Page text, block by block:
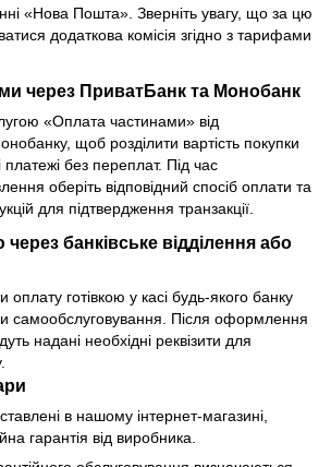
«Нова Пошта». Зверніть увагу, що за цю
додаткова комісія згідно з тарифами
через ПриватБанк та Монобанк
«Оплата частинами» від
щоб розділити вартість покупки
платежі без переплат. Під час
оберіть відповідний спосіб оплати та
для підтвердження транзакції.
банківське відділення або
оплату готівкою у касі будь-якого банку
самообслуговування. Після оформлення
надані необхідні реквізити для
в нашому інтернет-магазині,
гарантія від виробника.